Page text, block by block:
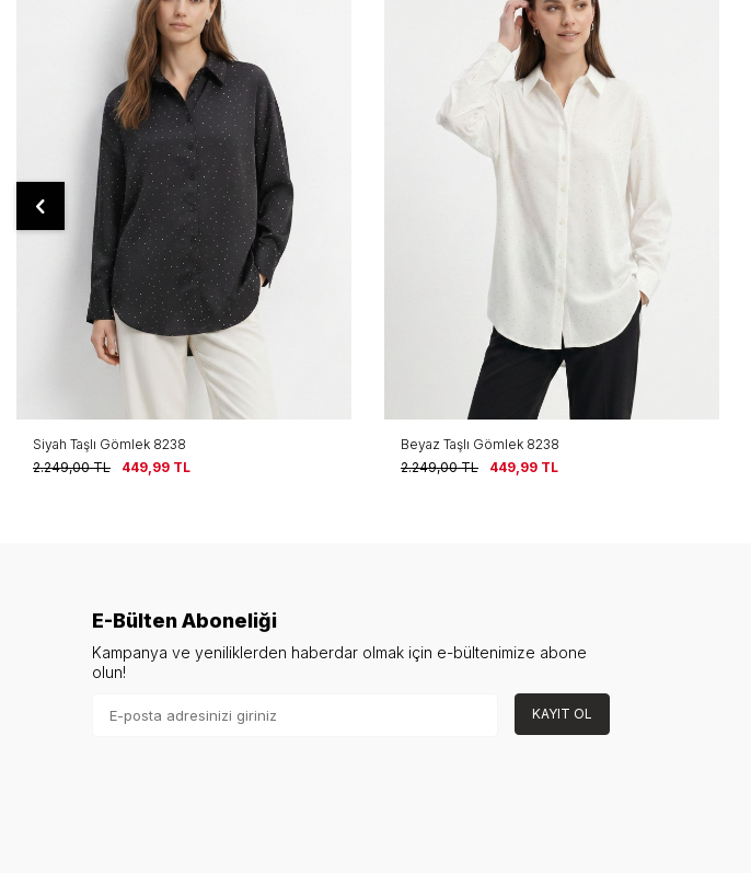
Siyah Taşlı Gömlek 8238
2.249,00TL 449,99 TL
Beyaz Taşlı Gömlek 8238
2.249,00TL 449,99 TL
E-Bülten Aboneliği
Kampanya ve yeniliklerden haberdar olmak için e-bültenimize abone
olun!
KAYIT OL